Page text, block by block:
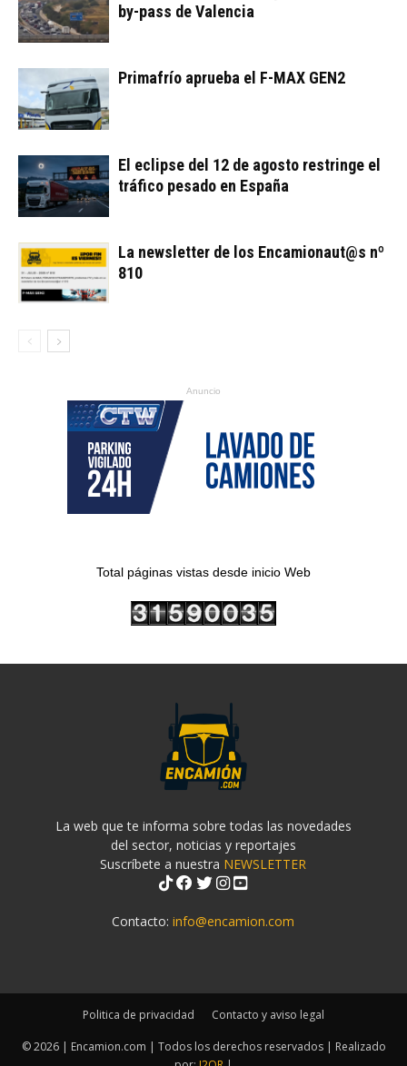
by-pass de Valencia
Primafrío aprueba el F-MAX GEN2
El eclipse del 12 de agosto restringe el
tráfico pesado en España
La newsletter de los Encamionaut@s nº
810
Anuncio
Total páginas vistas desde inicio Web
La web que te informa sobre todas las novedades
del sector, noticias y reportajes
Suscríbete a nuestra NEWSLETTER
Contacto:info@encamion.com
Politica de privacidad Contacto y aviso legal
© 2026 | Encamion.com | Todos los derechos reservados | Realizado